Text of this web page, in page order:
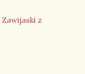
Zawijaski z